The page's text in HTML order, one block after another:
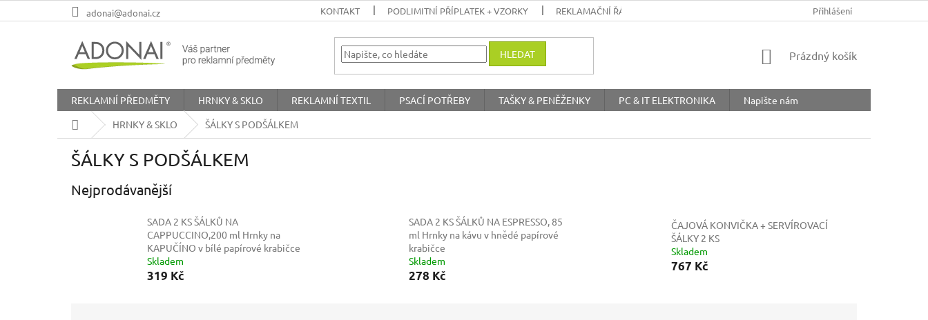
na
adonai@adonai.cz KONTAKT PODLIMITNÍ PŘÍPLATEK + VZORKY REKLAMAČNÍ ŘÁD COOKIES OCHRANA
Přihlášení
HLEDAT
NÁKUPNÍ
Prázdný košík
REKLAMNÍ PŘEDMĚTY HRNKY & SKLO REKLAMNÍ TEXTIL PSACÍ POTŘEBY TAŠKY & PENĚŽENKY PC & IT ELEKTRONIKA
Napište nám
Domů
HRNKY & SKLO ŠÁLKY S PODŠÁLKEM
ŠÁLKY S PODŠÁLKEM
Nejprodávanější
SADA 2 KS ŠÁLKŮ NA
CAPPUCCINO,200 ml Hrnky na
KAPUČÍNO v bílé papírové krabičce
Skladem
319 Kč
SADA 2 KS ŠÁLKŮ NA ESPRESSO, 85
ml Hrnky na kávu v hnědé papírové
krabičce
Skladem
278 Kč
ČAJOVÁ KONVIČKA + SERVÍROVACÍ
ŠÁLKY 2 KS
Skladem
767 Kč